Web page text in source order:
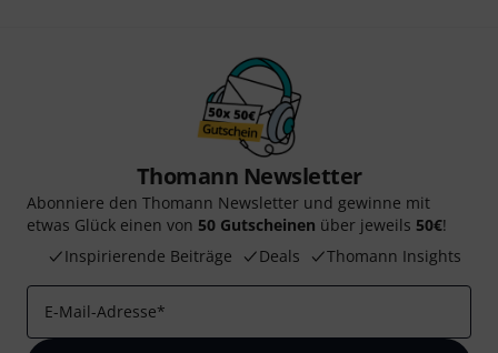
Thomann Newsletter
Abonniere den Thomann Newsletter und gewinne mit
etwas Glück einen von 50 Gutscheinen über jeweils 50€!
Inspirierende Beiträge
Deals Thomann Insights
E-Mail-Adresse*